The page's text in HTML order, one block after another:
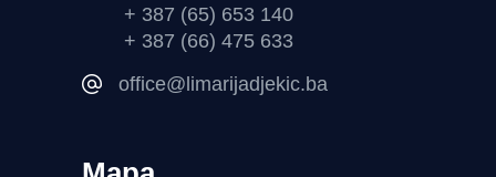
+ 387 (65) 653 140
+ 387 (66) 475 633
office@limarijadjekic.ba